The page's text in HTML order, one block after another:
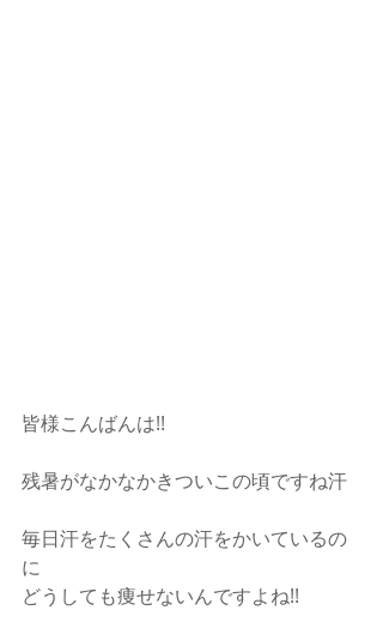
皆様こんばんは!!
残暑がなかなかきついこの頃ですね汗
毎日汗をたくさんの汗をかいているの
に
どうしても痩せないんですよね!!